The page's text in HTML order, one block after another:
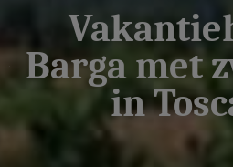
Barga met
in